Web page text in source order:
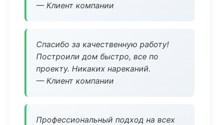
— Клиент компании
Спасибо за качественную работу!
Построили дом быстро, все по
проекту. Никаких нареканий.
— Клиент компании
Профессиональный подход на всех